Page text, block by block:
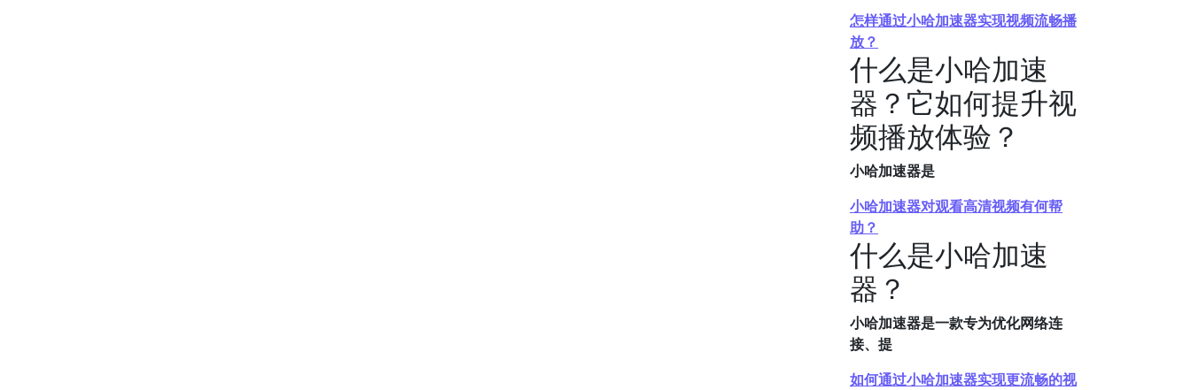
怎样通过小哈加速器实现视频流畅播
放？
什么是小哈加速
器？它如何提升视
频播放体验？
小哈加速器是
小哈加速器对观看高清视频有何帮
助？
什么是小哈加速
器？
小哈加速器是一款专为优化网络连
接、提
如何通过小哈加速器实现更流畅的视